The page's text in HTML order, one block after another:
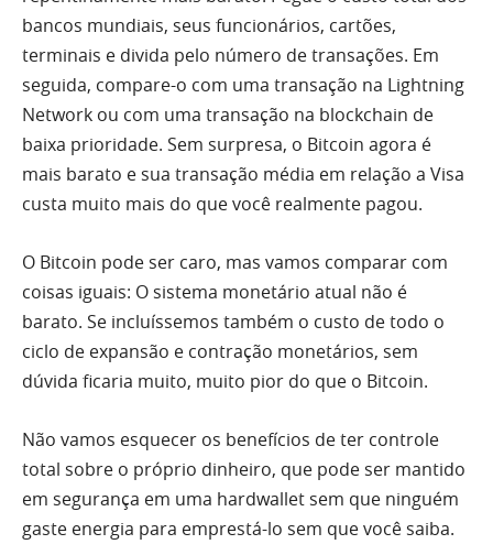
bancos mundiais, seus funcionários, cartões,
terminais e divida pelo número de transações. Em
seguida, compare-o com uma transação na Lightning
Network ou com uma transação na blockchain de
baixa prioridade. Sem surpresa, o Bitcoin agora é
mais barato e sua transação média em relação a Visa
custa muito mais do que você realmente pagou.
O Bitcoin pode ser caro, mas vamos comparar com
coisas iguais: O sistema monetário atual não é
barato. Se incluíssemos também o custo de todo o
ciclo de expansão e contração monetários, sem
dúvida ficaria muito, muito pior do que o Bitcoin.
Não vamos esquecer os benefícios de ter controle
total sobre o próprio dinheiro, que pode ser mantido
em segurança em uma hardwallet sem que ninguém
gaste energia para emprestá-lo sem que você saiba.